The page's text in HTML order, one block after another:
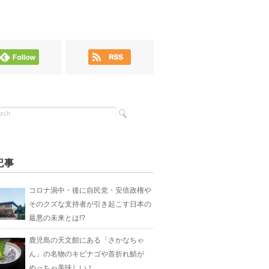
事
コロナ渦中・後に自民党・安倍政権や
そのクズな支持者が引き起こす日本の
最悪の未来とは!?
鹿児島の天文館にある「さかなちゃ
ん」の名物のキビナゴや首折れ鯖が